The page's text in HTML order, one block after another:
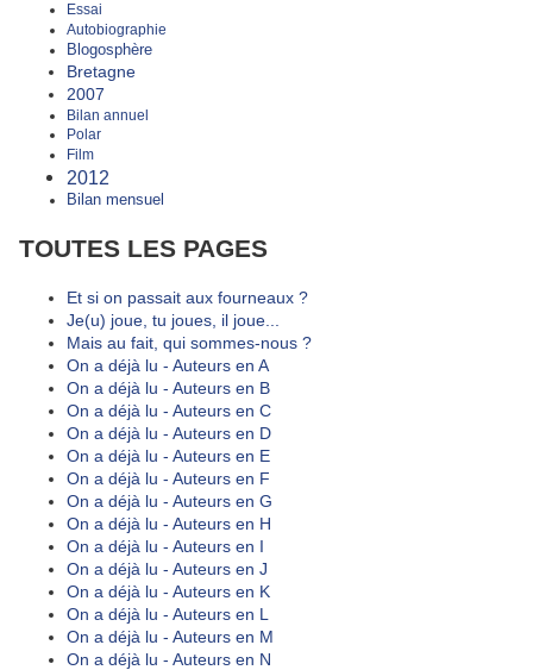
Essai
Autobiographie
Blogosphère
Bretagne
2007
Bilan annuel
Polar
Film
2012
Bilan mensuel
TOUTES LES PAGES
Et si on passait aux fourneaux ?
Je(u) joue, tu joues, il joue...
Mais au fait, qui sommes-nous ?
On a déjà lu - Auteurs en A
On a déjà lu - Auteurs en B
On a déjà lu - Auteurs en C
On a déjà lu - Auteurs en D
On a déjà lu - Auteurs en E
On a déjà lu - Auteurs en F
On a déjà lu - Auteurs en G
On a déjà lu - Auteurs en H
On a déjà lu - Auteurs en I
On a déjà lu - Auteurs en J
On a déjà lu - Auteurs en K
On a déjà lu - Auteurs en L
On a déjà lu - Auteurs en M
On a déjà lu - Auteurs en N